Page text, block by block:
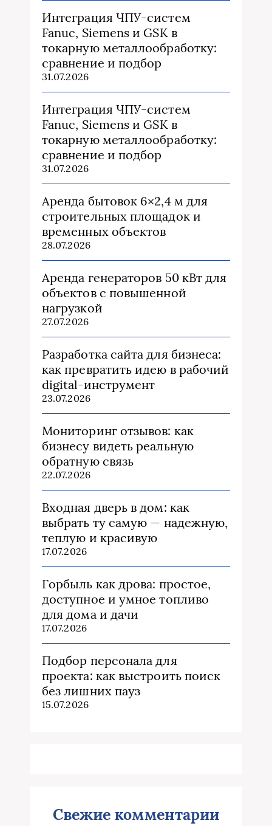
Интеграция ЧПУ-систем
Fanuc, Siemens и GSK в
токарную металлообработку:
сравнение и подбор
31.07.2026
Интеграция ЧПУ-систем
Fanuc, Siemens и GSK в
токарную металлообработку:
сравнение и подбор
31.07.2026
Аренда бытовок 6×2,4 м для
строительных площадок и
временных объектов
28.07.2026
Аренда генераторов 50 кВт для
объектов с повышенной
нагрузкой
27.07.2026
Разработка сайта для бизнеса:
как превратить идею в рабочий
digital-инструмент
23.07.2026
Мониторинг отзывов: как
бизнесу видеть реальную
обратную связь
22.07.2026
Входная дверь в дом: как
выбрать ту самую — надежную,
теплую и красивую
17.07.2026
Горбыль как дрова: простое,
доступное и умное топливо
для дома и дачи
17.07.2026
Подбор персонала для
проекта: как выстроить поиск
без лишних пауз
15.07.2026
Свежие комментарии